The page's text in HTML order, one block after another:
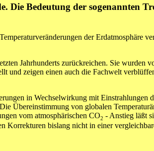
Bedeutung der sogenannten
der Erdatmosphäre
Jahrhunderts zurückreichen. Sie wurden
zeigen einen auch die Fachwelt
in Wechselwirkung mit Einstrahlungen
Übereinstimmung von globalen
vom atmosphärischen CO2 - Anstieg läßt
Korrekturen bislang nicht in einer